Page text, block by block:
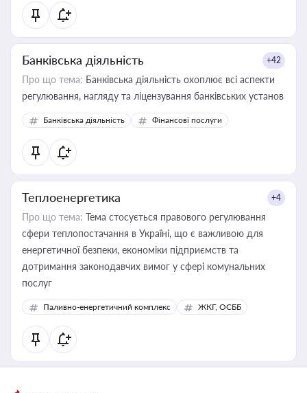
Банківська діяльність +42
Про що тема: Банківська діяльність охоплює всі аспекти
регулювання, нагляду та ліцензування банківських установ
Банківська діяльність Фінансові послуги
Теплоенергетика +4
Про що тема: Тема стосується правового регулювання
сфери теплопостачання в Україні, що є важливою для
енергетичної безпеки, економіки підприємств та
дотримання законодавчих вимог у сфері комунальних
послуг
Паливно-енергетичний комплекс ЖКГ, ОСББ